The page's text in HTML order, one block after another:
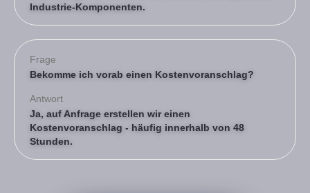
Industrie-Komponenten.
Frage
Bekomme ich vorab einen Kostenvoranschlag?
Antwort
Ja, auf Anfrage erstellen wir einen
Kostenvoranschlag - häufig innerhalb von 48
Stunden.